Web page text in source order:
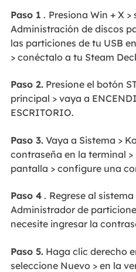
Paso 1 . Presiona Win + X >
Administración de discos
las particiones de tu USB
> conéctalo a tu Steam
Paso 2.Presione el botón
principal > vaya a
ESCRITORIO.
Paso 3.Vaya a Sistema >
contraseña en la terminal
pantalla > configure una
Paso 4. Regrese al
Administrador de
necesite ingresar la
Paso 5.Haga clic derecho
seleccione Nuevo > en la